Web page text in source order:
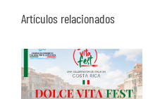
Artículos relacionados